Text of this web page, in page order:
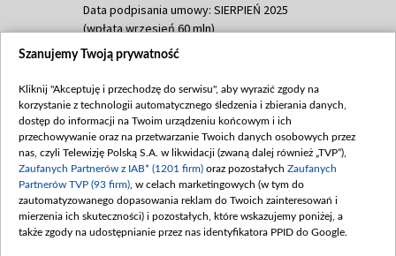
Data podpisania umowy: SIERPIEŃ 2025
(wpłata wrzesień 60 mln)
Dofinansowanie 635 783 051,21 PLN
(wpłata wrzesień 100 mln, październik 350
mln, listopad 265 mln)
Dofinansowanie 48 862 000,00 PLN
Data podpisania umowy: GRUDZIEŃ 2025
(wpłata grudzień 60,548 mln)
Dofinansowanie 900 000 000,00 PLN
Data podpisania umowy: LUTY 2026 (wpłata
Szanujemy Twoją prywatność
Kliknij "Akceptuję i przechodzę do serwisu", aby wyrazić zgody na
korzystanie z technologii automatycznego śledzenia i zbierania danych,
dostęp do informacji na Twoim urządzeniu końcowym i ich
przechowywanie oraz na przetwarzanie Twoich danych osobowych przez
nas, czyli Telewizję Polską S.A. w likwidacji (zwaną dalej również „TVP”),
Zaufanych Partnerów z IAB* (1201 firm) oraz pozostałych Zaufanych
Partnerów TVP (93 firm) , w celach marketingowych (w tym do
zautomatyzowanego dopasowania reklam do Twoich zainteresowań i
mierzenia ich skuteczności) i pozostałych, które wskazujemy poniżej, a
także zgody na udostępnianie przez nas identyfikatora PPID do Google.